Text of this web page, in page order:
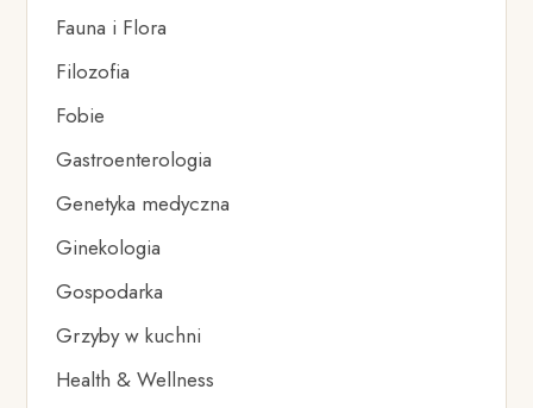
Fauna i Flora
Filozofia
Fobie
Gastroenterologia
Genetyka medyczna
Ginekologia
Gospodarka
Grzyby w kuchni
Health & Wellness